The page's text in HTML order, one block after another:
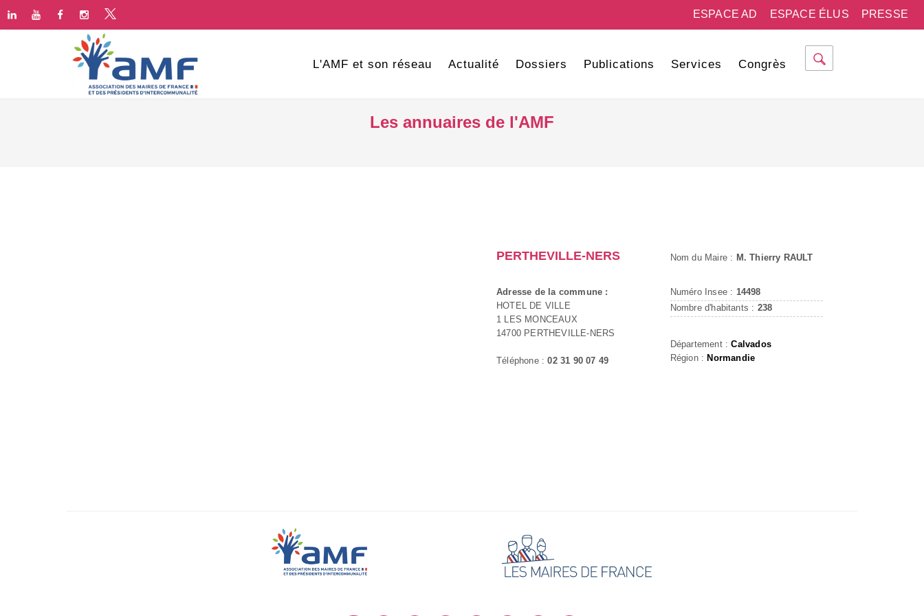
PRESSE
ESPACE ÉLUS
ESPACE AD
L'AMF et son réseau Actualité Dossiers Publications Services Congrès
Les annuaires de l'AMF
PERTHEVILLE-NERS
Adresse de la commune :
HOTEL DE VILLE
1 LES MONCEAUX
14700 PERTHEVILLE-NERS
Téléphone :02 31 90 07 49
Nom du Maire : M. Thierry RAULT
Numéro Insee : 14498
Nombre d'habitants : 238
Département :Calvados
Région : Normandie